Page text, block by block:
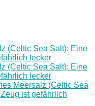
(Celtic Sea Salt): Eine
lecker
(Celtic Sea Salt): Eine
lecker
Meersalz (Celtic Sea
ist gefährlich